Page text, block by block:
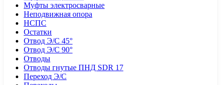
Муфты электросварные
Неподвижная опора
НСПС
Остатки
Отвод Э/С 45°
Отвод Э/С 90°
Отводы
Отводы гнутые ПНД SDR 17
Переход Э/С